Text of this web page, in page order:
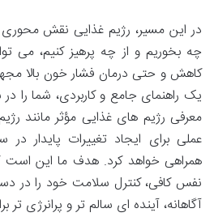
در این مسیر، رژیم غذایی نقش محوری
چه بخوریم و از چه پرهیز کنیم، می
کاهش و حتی درمان فشار خون بالا
یک راهنمای جامع و کاربردی، شما را
عملی برای ایجاد تغییرات پایدار
همراهی خواهد کرد. هدف ما این است
نفس کافی، کنترل سلامت خود را در
آگاهانه، آینده ای سالم تر و پرانرژی تر